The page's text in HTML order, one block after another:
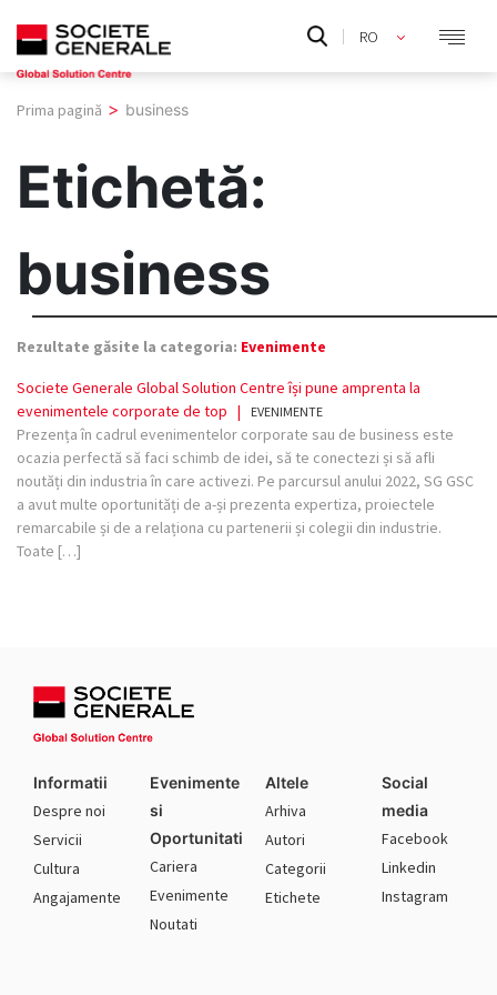
content
RO
Prima pagină > business
Etichetă:
business
Rezultate găsite la categoria: Evenimente
Societe Generale Global Solution Centre își pune amprenta la
evenimentele corporate de top | EVENIMENTE
Prezența în cadrul evenimentelor corporate sau de business este
ocazia perfectă să faci schimb de idei, să te conectezi și să afli
noutăți din industria în care activezi. Pe parcursul anului 2022, SG GSC
a avut multe oportunități de a-și prezenta expertiza, proiectele
remarcabile și de a relaționa cu partenerii și colegii din industrie.
Toate […]
Informatii
Despre noi
Servicii
Cultura
Angajamente
Evenimente
si
Oportunitati
Cariera
Evenimente
Noutati
Altele
Arhiva
Autori
Categorii
Etichete
Social
media
Facebook
Linkedin
Instagram